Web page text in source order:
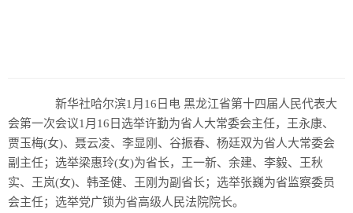
新华社哈尔滨1月16日电 黑龙江省第十四届人民代表大
会第一次会议1月16日选举许勤为省人大常委会主任，王永康、
贾玉梅(女)、聂云凌、李显刚、谷振春、杨廷双为省人大常委会
副主任；选举梁惠玲(女)为省长，王一新、余建、李毅、王秋
实、王岚(女)、韩圣健、王刚为副省长；选举张巍为省监察委员
会主任；选举党广锁为省高级人民法院院长。